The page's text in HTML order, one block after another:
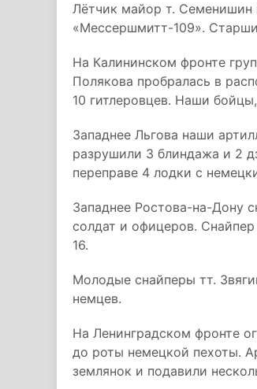
Лётчик майор т. Семенишин
«Мессершмитт-109».
На Калининском фронте
Полякова пробралась в
10 гитлеровцев. Наши
Западнее Льгова наши
разрушили 3 блиндажа и 2
переправе 4 лодки с
Западнее Ростова-на-Дону
солдат и офицеров.
16.
Молодые снайперы тт.
немцев.
На Ленинградском фронте
до роты немецкой пехоты.
землянок и подавили